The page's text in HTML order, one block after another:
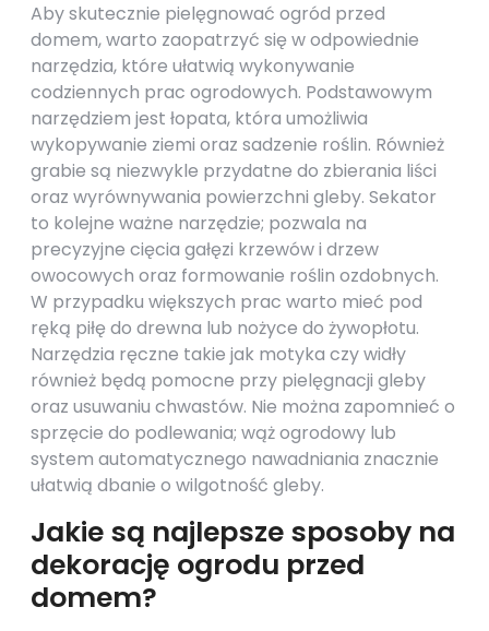
Aby skutecznie pielęgnować ogród przed
domem, warto zaopatrzyć się w odpowiednie
narzędzia, które ułatwią wykonywanie
codziennych prac ogrodowych. Podstawowym
narzędziem jest łopata, która umożliwia
wykopywanie ziemi oraz sadzenie roślin. Również
grabie są niezwykle przydatne do zbierania liści
oraz wyrównywania powierzchni gleby. Sekator
to kolejne ważne narzędzie; pozwala na
precyzyjne cięcia gałęzi krzewów i drzew
owocowych oraz formowanie roślin ozdobnych.
W przypadku większych prac warto mieć pod
ręką piłę do drewna lub nożyce do żywopłotu.
Narzędzia ręczne takie jak motyka czy widły
również będą pomocne przy pielęgnacji gleby
oraz usuwaniu chwastów. Nie można zapomnieć o
sprzęcie do podlewania; wąż ogrodowy lub
system automatycznego nawadniania znacznie
ułatwią dbanie o wilgotność gleby.
Jakie są najlepsze sposoby na
dekorację ogrodu przed
domem?